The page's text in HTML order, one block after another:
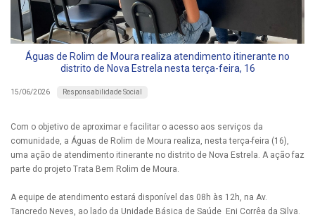
Águas de Rolim de Moura realiza atendimento itinerante no
distrito de Nova Estrela nesta terça-feira, 16
15/06/2026 Responsabilidade Social
Com o objetivo de aproximar e facilitar o acesso aos serviços da
comunidade, a Águas de Rolim de Moura realiza, nesta terça-feira (16),
uma ação de atendimento itinerante no distrito de Nova Estrela. A ação faz
parte do projeto Trata Bem Rolim de Moura.
A equipe de atendimento estará disponível das 08h às 12h, na Av.
Tancredo Neves, ao lado da Unidade Básica de Saúde Eni Corrêa da Silva.